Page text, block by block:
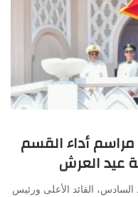
أداء القسم
عيد العرش
القائد الأعلى ورئيس